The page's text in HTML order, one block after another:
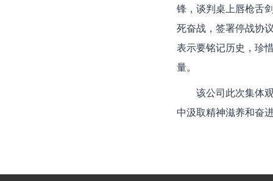
锋，谈判桌上唇枪舌
死奋战，签署停战协
表示要铭记历史，珍
量。
该公司此次集体
中汲取精神滋养和奋